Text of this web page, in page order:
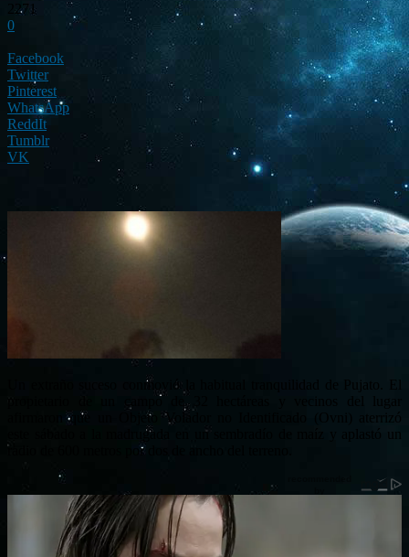
2271
0
Facebook
Twitter
Pinterest
WhatsApp
ReddIt
Tumblr
VK
Un extraño suceso conmovió la habitual tranquilidad de Pujato. El
propietario de un campo de 32 hectáreas y vecinos del lugar
afirmaron que un Objeto Volador no Identificado (Ovni) aterrizó
este sábado a la madrugada en un sembradío de maíz y aplastó un
radio de 600 metros por dos de ancho del terreno.